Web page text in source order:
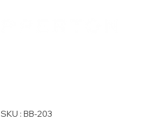
SKU : BB-203